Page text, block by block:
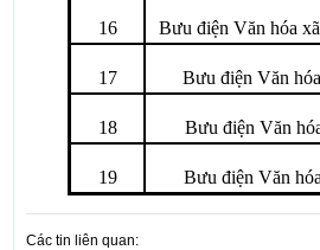
16 Bưu điện Văn hóa
17 Bưu điện Văn
18 Bưu điện Văn
19 Bưu điện Văn
Các tin liên quan: